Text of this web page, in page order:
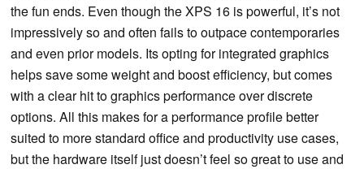
the fun ends. Even though the XPS 16 is powerful, it’s not
impressively so and often fails to outpace contemporaries
and even prior models. Its opting for integrated graphics
helps save some weight and boost efficiency, but comes
with a clear hit to graphics performance over discrete
options. All this makes for a performance profile better
suited to more standard office and productivity use cases,
but the hardware itself just doesn’t feel so great to use and